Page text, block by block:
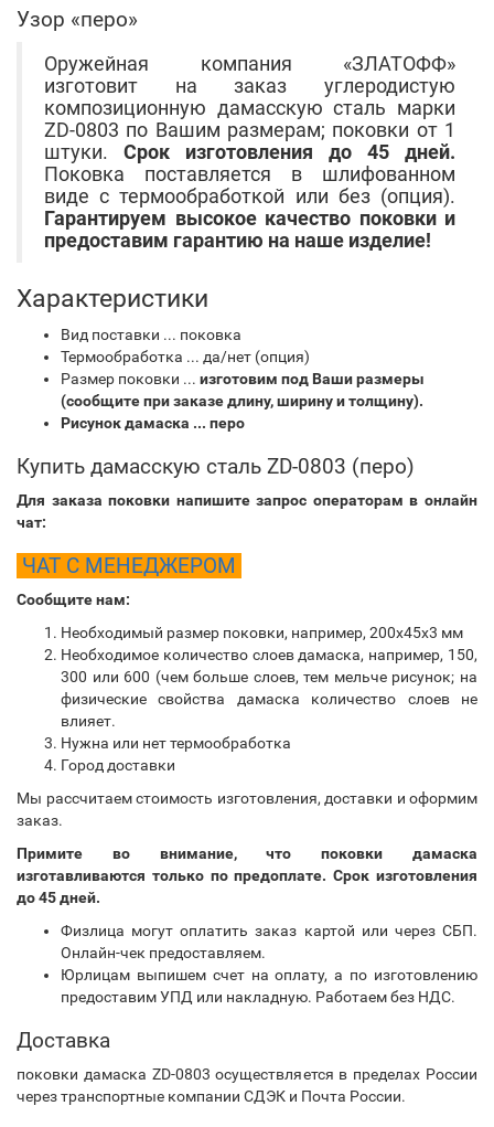
Узор «перо»
Оружейная компания «ЗЛАТОФФ»
изготовит на заказ углеродистую
композиционную дамасскую сталь марки
ZD-0803 по Вашим размерам; поковки от 1
штуки. Срок изготовления до 45 дней.
Поковка поставляется в шлифованном
виде с термообработкой или без (опция).
Гарантируем высокое качество поковки и
предоставим гарантию на наше изделие!
Характеристики
Вид поставки ... поковка
Термообработка ... да/нет (опция)
Размер поковки ... изготовим под Ваши размеры
(сообщите при заказе длину, ширину и толщину).
Рисунок дамаска ... перо
Купить дамасскую сталь ZD-0803 (перо)
Для заказа поковки напишите запрос операторам в онлайн
чат:
ЧАТ С МЕНЕДЖЕРОМ
Сообщите нам:
Необходимый размер поковки, например, 200х45х3 мм
Необходимое количество слоев дамаска, например, 150,
300 или 600 (чем больше слоев, тем мельче рисунок; на
физические свойства дамаска количество слоев не
влияет.
Нужна или нет термообработка
Город доставки
Мы рассчитаем стоимость изготовления, доставки и оформим
заказ.
Примите во внимание, что поковки дамаска
изготавливаются только по предоплате. Срок изготовления
до 45 дней.
Физлица могут оплатить заказ картой или через СБП.
Онлайн-чек предоставляем.
Юрлицам выпишем счет на оплату, а по изготовлению
предоставим УПД или накладную. Работаем без НДС.
Доставка
поковки дамаска ZD-0803 осуществляется в пределах России
через транспортные компании СДЭК и Почта России.